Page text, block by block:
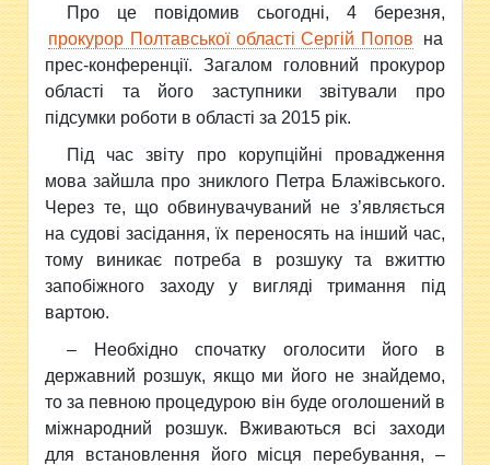
Про це повідомив сьогодні, 4 березня,
прокурор Полтавської області Сергій Попов
на
прес-конференції. Загалом головний прокурор
області та його заступники звітували про
підсумки роботи в області за 2015 рік.
Під час звіту про корупційні провадження
мова зайшла про зниклого Петра Блажівського.
Через те, що обвинувачуваний не з’являється
на судові засідання, їх переносять на інший час,
тому виникає потреба в розшуку та вжиттю
запобіжного заходу у вигляді тримання під
вартою.
– Необхідно спочатку оголосити його в
державний розшук, якщо ми його не знайдемо,
то за певною процедурою він буде оголошений в
міжнародний розшук. Вживаються всі заходи
для встановлення його місця перебування, –